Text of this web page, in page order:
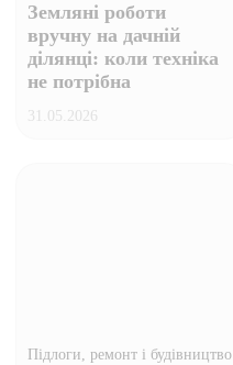
Земляні роботи
вручну на дачній
ділянці: коли техніка
не потрібна
31.05.2026
Підлоги, ремонт і будівництво